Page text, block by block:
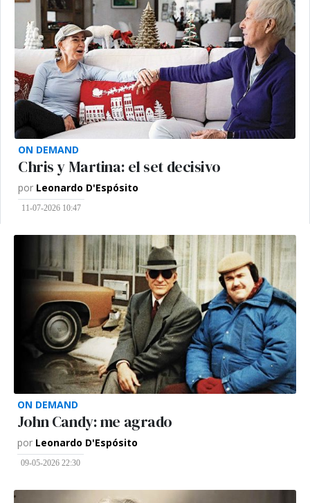
ON DEMAND
Chris y Martina: el set decisivo
por Leonardo D'Espósito
11-07-2026 10:47
ON DEMAND
John Candy: me agrado
por Leonardo D'Espósito
09-05-2026 22:30